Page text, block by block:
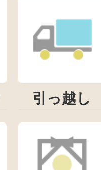
引っ越し